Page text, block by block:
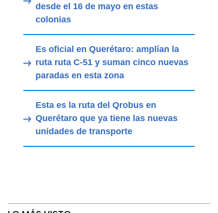
desde el 16 de mayo en estas
colonias
Es oficial en Querétaro: amplían la
ruta ruta C-51 y suman cinco nuevas
paradas en esta zona
Esta es la ruta del Qrobus en
Querétaro que ya tiene las nuevas
unidades de transporte